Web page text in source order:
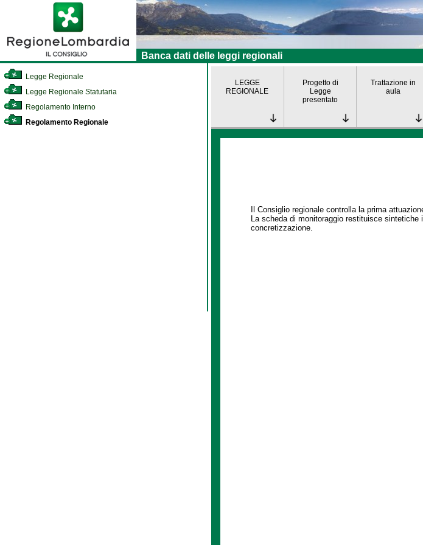
Banca dati delle leggi regionali
Legge Regionale
Legge Regionale Statutaria
Regolamento Interno
Regolamento Regionale
LEGGE
REGIONALE
Progetto di
Legge
presentato
Trattazione in
aula
Il Consiglio regionale controlla la prima
La scheda di monitoraggio restituisce
concretizzazione.